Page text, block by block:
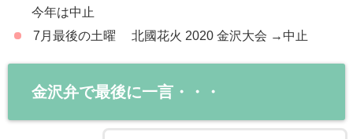
今年は中止
7月最後の土曜 北國花火 2020 金沢大会 →中止
金沢弁で最後に一言・・・